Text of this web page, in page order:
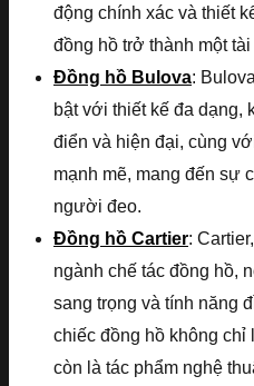
động chính xác và thiết
đồng hồ trở thành một
Đồng hồ Bulova:
bật với thiết kế đa dạng,
điển và hiện đại, cùng
mạnh mẽ, mang đến sự
người đeo.
Đồng hồ Cartier:
ngành chế tác đồng hồ,
sang trọng và tính năng
chiếc đồng hồ không chỉ
còn là tác phẩm nghệ